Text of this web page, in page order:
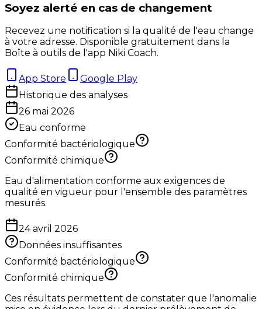
Soyez alerté en cas de changement
Recevez une notification si la qualité de l'eau change
à votre adresse. Disponible gratuitement dans la
Boîte à outils de l'app Niki Coach.
App Store
Google Play
Historique des analyses
26 mai 2026
Eau conforme
Conformité bactériologique
Conformité chimique
Eau d'alimentation conforme aux exigences de
qualité en vigueur pour l'ensemble des paramètres
mesurés.
24 avril 2026
Données insuffisantes
Conformité bactériologique
Conformité chimique
Ces résultats permettent de constater que l'anomalie